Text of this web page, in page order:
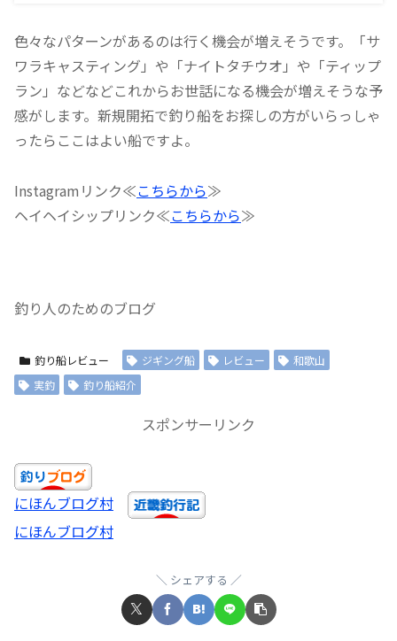
色々なパターンがあるのは行く機会が増えそうです。「サ
ワラキャスティング」や「ナイトタチウオ」や「ティップ
ラン」などなどこれからお世話になる機会が増えそうな予
感がします。新規開拓で釣り船をお探しの方がいらっしゃ
ったらここはよい船ですよ。
Instagramリンク≪こちらから≫
ヘイヘイシップリンク≪こちらから≫
釣り人のためのブログ
釣り船レビュー ジギング船 レビュー
和歌山
実釣
釣り船紹介
スポンサーリンク
にほんブログ村
にほんブログ村
シェアする